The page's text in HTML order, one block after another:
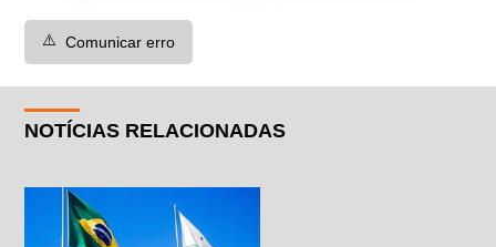
⚠️ Comunicar erro
NOTÍCIAS RELACIONADAS